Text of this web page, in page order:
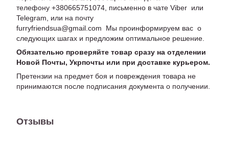
телефону +380665751074, письменно в чате Viber или
Telegram, или на почту
furryfriendsua@gmail.com Мы проинформируем вас о
следующих шагах и предложим оптимальное решение.
Обязательно проверяйте товар сразу на отделении
Новой Почты, Укрпочты или при доставке курьером.
Претензии на предмет боя и повреждения товара не
принимаются после подписания документа о получении.
Отзывы